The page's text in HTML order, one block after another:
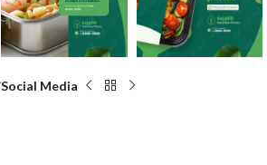
Social Media